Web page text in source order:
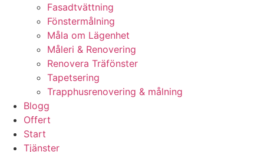
Fasadtvättning
Fönstermålning
Måla om Lägenhet
Måleri & Renovering
Renovera Träfönster
Tapetsering
Trapphusrenovering & målning
Blogg
Offert
Start
Tjänster